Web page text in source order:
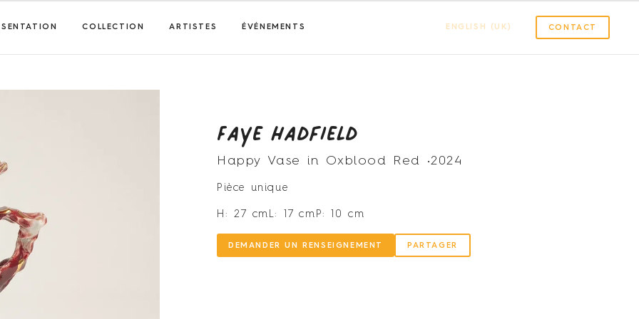
COLLECTION ARTISTES ÉVÉNEMENTS ENGLISH (UK) CONTACT
Faye Hadfield
Happy Vase in Oxblood Red •2024
Pièce unique
H: 27 cm L: 17 cm P: 10 cm
DEMANDER UN RENSEIGNEMENT PARTAGER